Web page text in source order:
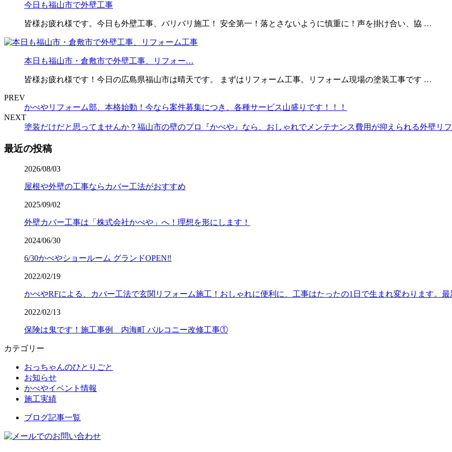
今日も福山市で外壁工事
皆様お疲れ様です。今日も外壁工事、バリバリ施工！ 安全第一！落とさないように慎重に！声を掛け合い、協 …
本日も福山市・倉敷市で外壁工事、リフォー…
皆様お疲れ様です！今日の広島県福山市は晴天です。 まずはリフォーム工事。リフォーム現場の塗装工事です …
PREV
かべやリフォーム部、本格始動！今なら案件募集につき、各種サービス山盛りです！！！
NEXT
塗装だけだと思ってませんか？福山市の壁のプロ『かべや』なら、おしゃれでメンテナンス費用が抑えられる外壁リ
最近の投稿
2026/08/03
屋根や外壁の工事ならカバー工法がおすすめ
2025/09/02
外壁カバー工事は「株式会社かべや」へ！理想を形にします！
2024/06/30
6/30かべやショールーム グランドOPEN‼️
2022/02/19
かべやRFによる、カバー工法で玄関リフォーム施工！おしゃれに便利に、工事はたったの1日で生まれ変わります。
2022/02/13
保険は鬼です！施工事例 内海町 バルコニー改修工事①
カテゴリー
おっちゃんのひとりごと
お知らせ
かべやイベント情報
施工実績
ブログ記事一覧